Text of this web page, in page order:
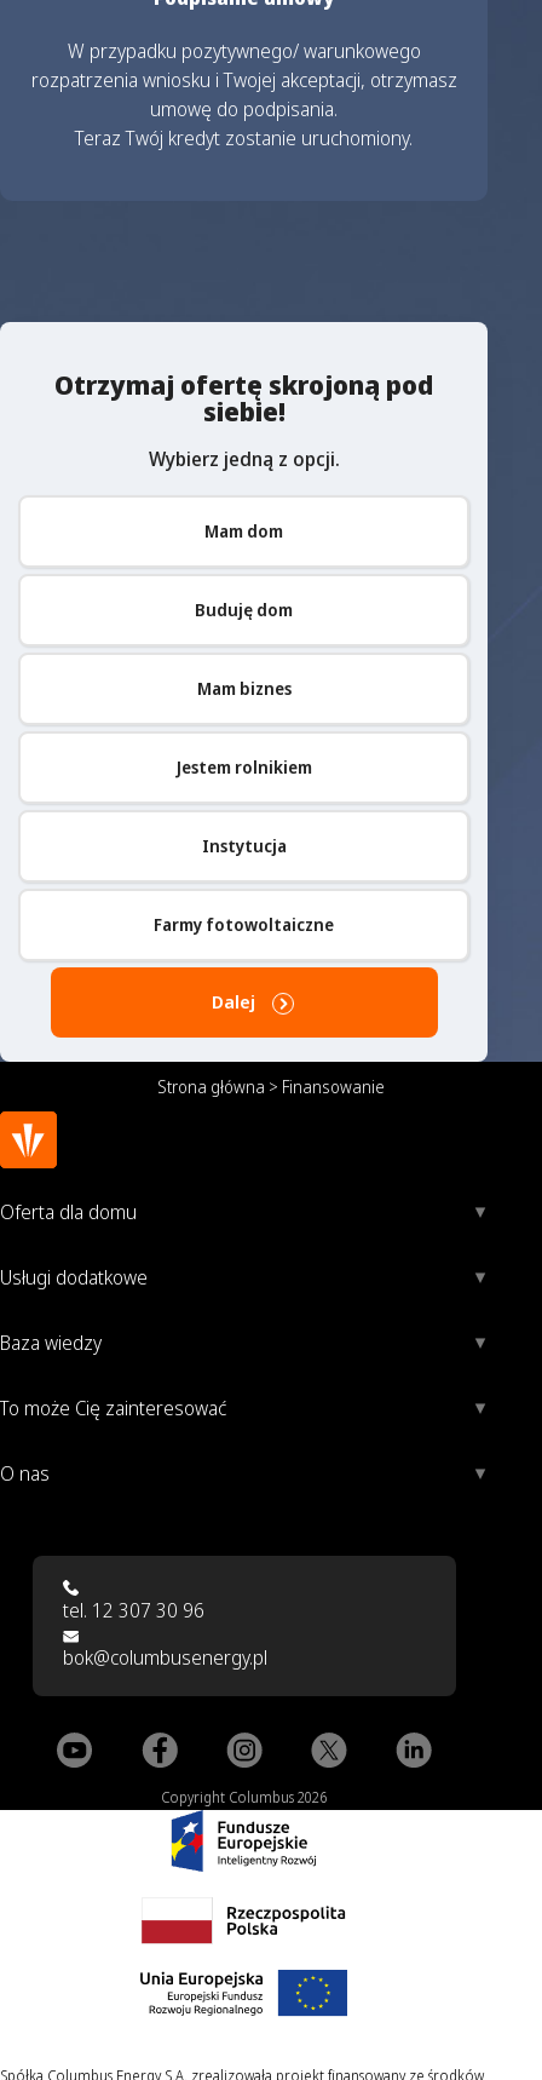
W przypadku pozytywnego/ warunkowego
rozpatrzenia wniosku i Twojej akceptacji, otrzymasz
umowę do podpisania.
Teraz Twój kredyt zostanie uruchomiony.
Otrzymaj ofertę skrojoną pod
siebie!
Wybierz jedną z opcji.
Mam dom
Buduję dom
Mam biznes
Jestem rolnikiem
Instytucja
Farmy fotowoltaiczne
Dalej
Strona główna > Finansowanie
Oferta dla domu
Usługi dodatkowe
Baza wiedzy
To może Cię zainteresować
O nas
tel. 12 307 30 96
bok@columbusenergy.pl
Copyright Columbus 2026
Spółka Columbus Energy S.A. zrealizowała projekt finansowany ze środków